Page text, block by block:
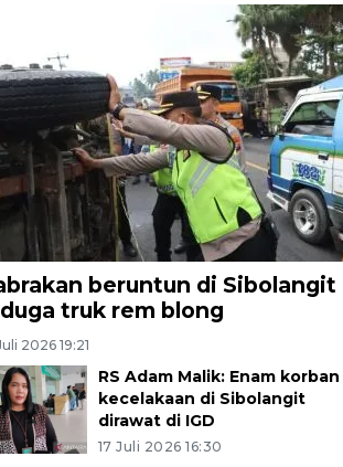
beruntun di Sibolangit
truk rem blong
2026 19:21
RS Adam Malik: Enam korban
kecelakaan di Sibolangit
dirawat di IGD
17 Juli 2026 16:30